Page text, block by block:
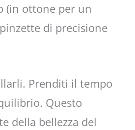
(in ottone per un
di precisione
Prenditi il tempo
Questo
della bellezza del